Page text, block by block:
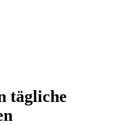
tägliche